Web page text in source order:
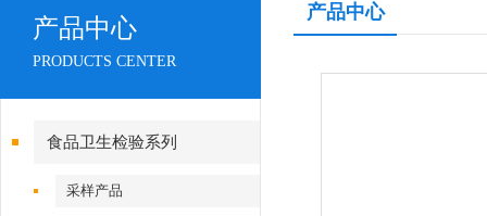
产品中心
PRODUCTS CENTER
食品卫生检验系列
采样产品
产品中心